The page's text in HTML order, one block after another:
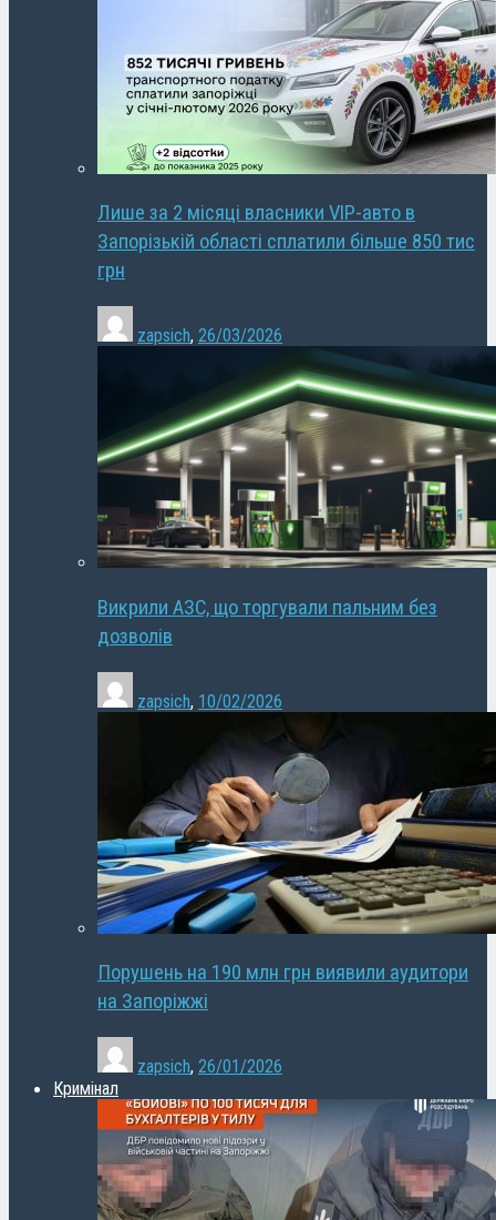
Лише за 2 місяці власники VIP-авто в
Запорізькій області сплатили більше 850 тис
грн
zapsich, 26/03/2026
Викрили АЗС, що торгували пальним без
дозволів
zapsich, 10/02/2026
Порушень на 190 млн грн виявили аудитори
на Запоріжжі
zapsich, 26/01/2026
Кримінал